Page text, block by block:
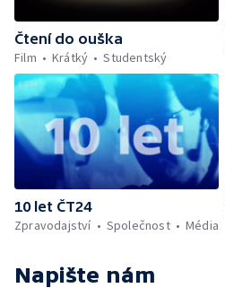
Čtení do ouška
Film
Krátký Studentský
10 let ČT24
Zpravodajství
Společnost Média
Napište nám